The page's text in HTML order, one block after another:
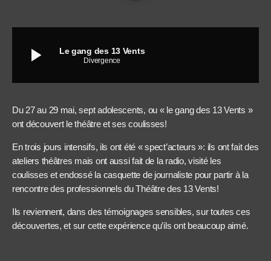
play_arrow Le gang des 13 Vents
Divergence
Du 27 au 29 mai, sept adolescents, ou « le gang des 13 Vents »
ont découvert le théâtre et ses coulisses!
En trois jours intensifs, ils ont été « spect’acteurs »: ils ont fait des
ateliers théâtres mais ont aussi fait de la radio, visité les
coulisses et endossé la casquette de journaliste pour partir à la
rencontre des professionnels du Théâtre des 13 Vents!
Ils reviennent, dans des témoignages sensibles, sur toutes ces
découvertes, et sur cette expérience qu’ils ont beaucoup aimé.